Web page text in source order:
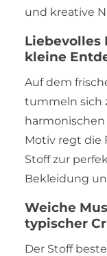
und kreative
Liebevolles
kleine
Auf dem
tummeln sich
Motiv regt die
Stoff zur
Bekleidung
Weiche
typischer
Der Stoff